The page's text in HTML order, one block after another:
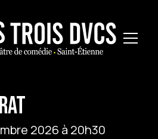
2026 à 20h30